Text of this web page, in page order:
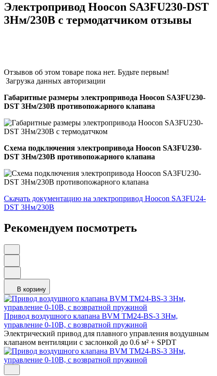
Электропривод Hoocon SA3FU230-DST
3Нм/230В с термодатчиком отзывы
Отзывов об этом товаре пока нет. Будьте первым!
Загрузка данных авторизации
Габаритные размеры электропривода Hoocon SA3FU230-
DST 3Нм/230В противопожарного клапана
Схема подключения электропривода Hoocon SA3FU230-
DST 3Нм/230В противопожарного клапана
Скачать документацию на электропривод Hoocon SA3FU24-
DST 3Нм/230В
Рекомендуем посмотреть
В корзину
Привод воздушного клапана BVM TM24-BS-3 3Нм,
управление 0-10В, с возвратной пружиной
Электрический привод для плавного управления воздушным
клапаном вентиляции с заслонкой до 0.6 м² + SPDT